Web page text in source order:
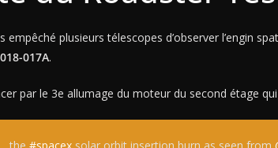
empêché plusieurs télescopes d’observer l’engin
017A.
par le 3e allumage du moteur du second étage